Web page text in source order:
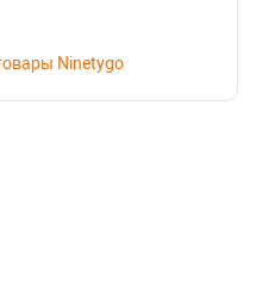
Ninetygo